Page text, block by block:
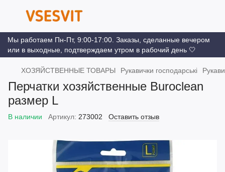
Мы работаем Пн-Пт, 9:00-17:00. Заказы, сделанные вечером
или в выходные, подтверждаем утром в рабочий день 🤍
ХОЗЯЙСТВЕННЫЕ ТОВАРЫ Рукавички господарські
Перчатки хозяйственные Buroclean
размер L
В наличии Артикул: 273002 Оставить отзыв